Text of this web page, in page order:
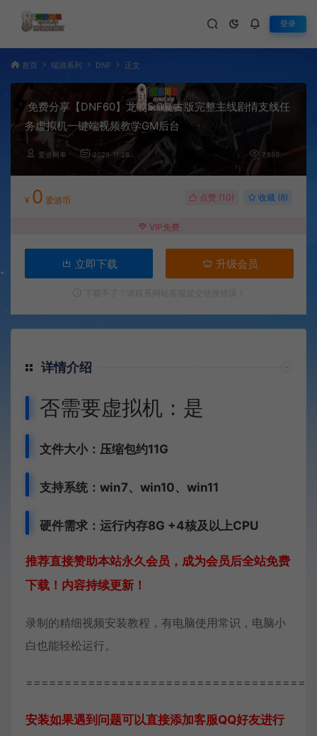
登录
首页 端游系列 DNF 正文
免费分享【DNF60】龙鸣5.0复古版完整主线剧情支线任
务虚拟机一键端视频教学GM后台
爱游网单 2025-11-28 7,866
¥ 0 爱游币 点赞 (10) 收藏 (8)
VIP免费
立即下载 升级会员
详情介绍
否需要虚拟机：是
文件大小：压缩包约11G
支持系统：win7、win10、win11
硬件需求：运行内存8G +4核及以上CPU
推荐直接赞助本站永久会员，成为会员后全站免费
下载！内容持续更新！
录制的精细视频安装教程，有电脑使用常识，电脑小
白也能轻松运行。
安装如果遇到问题可以直接添加客服QQ好友进行